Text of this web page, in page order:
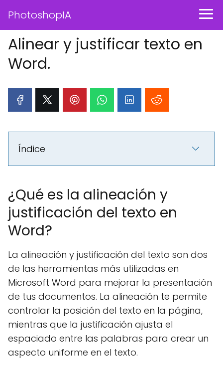
PhotoshopIA
Alinear y justificar texto en
Word.
Índice
¿Qué es la alineación y
justificación del texto en
Word?
La alineación y justificación del texto son dos
de las herramientas más utilizadas en
Microsoft Word para mejorar la presentación
de tus documentos. La alineación te permite
controlar la posición del texto en la página,
mientras que la justificación ajusta el
espaciado entre las palabras para crear un
aspecto uniforme en el texto.